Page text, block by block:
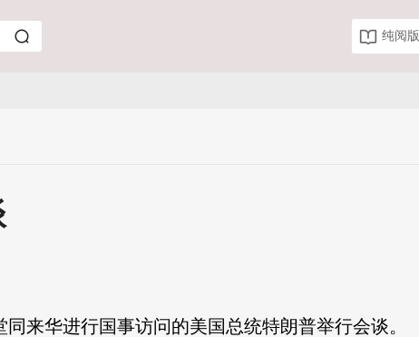
纯阅版
来华进行国事访问的美国总统特朗普举行会谈。